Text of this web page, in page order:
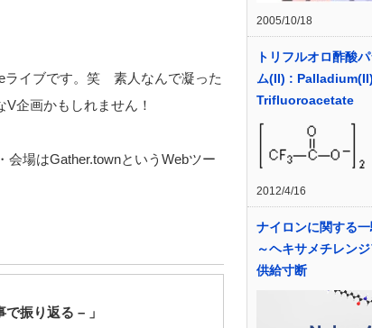
ライブです。笑 素人なんで凝った
企画かもしれません！
会場はGather.townというWebツー
で振り返る – 」
2005/10/18
トリフルオロ酢酸
ム(II) :
Trifluoroacetate
2012/4/16
ナイロンに関する
～ヘキサメチレン
供給寸断